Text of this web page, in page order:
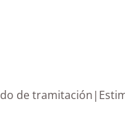
el estado de